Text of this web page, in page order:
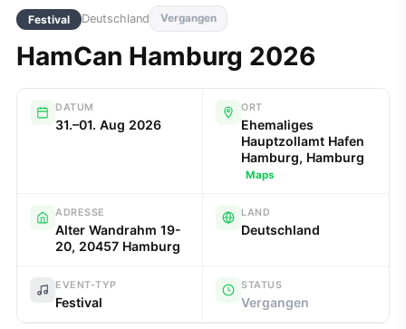
Festival Deutschland Vergangen
HamCan Hamburg 2026
DATUM
31.–01. Aug 2026
ORT
Ehemaliges
Hauptzollamt Hafen
Hamburg, Hamburg
Maps
ADRESSE
Alter Wandrahm 19-
20, 20457 Hamburg
LAND
Deutschland
EVENT-TYP
Festival
STATUS
Vergangen